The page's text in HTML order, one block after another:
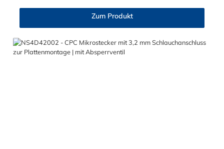
diese CPC Schnellkupplung mit allen Steckern der CPC NS4-
Serie kombinieren.
Zum Produkt